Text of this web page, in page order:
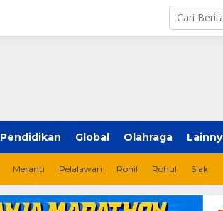
Pendidikan Global Olahraga
Meranti Pelalawan Rohil Rohul Siak